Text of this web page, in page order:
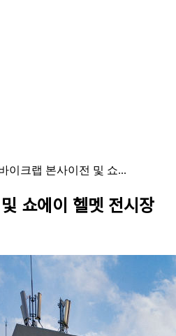
이크랩 본사이전 및 쇼...
쇼에이 헬멧 전시장